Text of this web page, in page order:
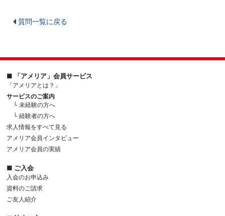
質問一覧に戻る
■ 「アメリア」会員サービス
「アメリアとは？」
サービスのご案内
└ 未経験の方へ
└ 経験者の方へ
求人情報をすべて見る
アメリア会員インタビュー
アメリア会員の実績
■ ご入会
入会のお申込み
資料のご請求
ご友人紹介